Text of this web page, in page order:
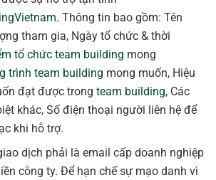
. Thông tin bao gồm: Tên
tham gia, Ngày tổ chức & thời
tổ chức team building mong
trình team building mong muốn, Hiệu
đạt được trongteam building, Các
khác, Số điện thoại người liên hệ để
khi hỗ trợ.
dịch phải là email cấp doanh nghiệp
công ty. Để hạn chế sự mạo danh vì